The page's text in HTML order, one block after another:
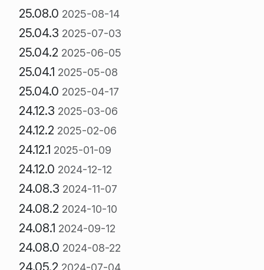
25.08.0 2025-08-14
25.04.3 2025-07-03
25.04.2 2025-06-05
25.04.1 2025-05-08
25.04.0 2025-04-17
24.12.3 2025-03-06
24.12.2 2025-02-06
24.12.1 2025-01-09
24.12.0 2024-12-12
24.08.3 2024-11-07
24.08.2 2024-10-10
24.08.1 2024-09-12
24.08.0 2024-08-22
24.05.2 2024-07-04